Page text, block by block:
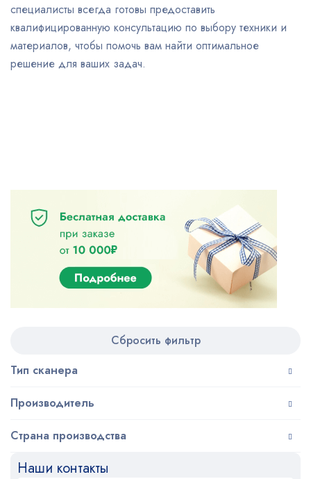
Сбросить фильтр
Тип сканера
Производитель
Страна производства
Наши контакты
специалисты всегда готовы предоставить
квалифицированную консультацию по выбору техники и
материалов, чтобы помочь вам найти оптимальное
решение для ваших задач.